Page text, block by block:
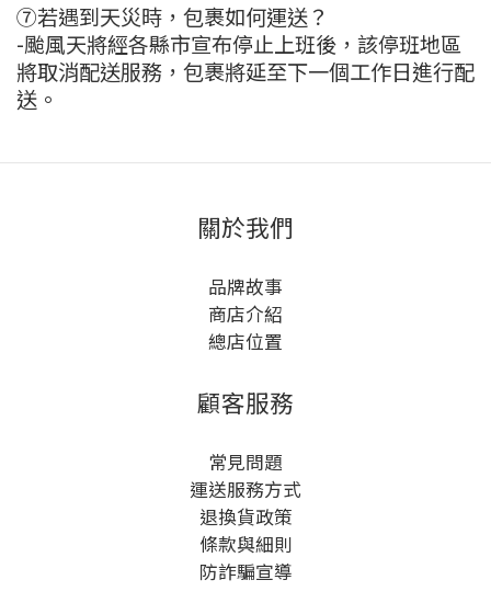
⑦若遇到天災時，包裹如何運送？
-颱風天將經各縣市宣布停止上班後，該停班地區
將取消配送服務，包裹將延至下一個工作日進行配
送。
關於我們
品牌故事
商店介紹
總店位置
顧客服務
常見問題
運送服務方式
退換貨政策
條款與細則
防詐騙宣導